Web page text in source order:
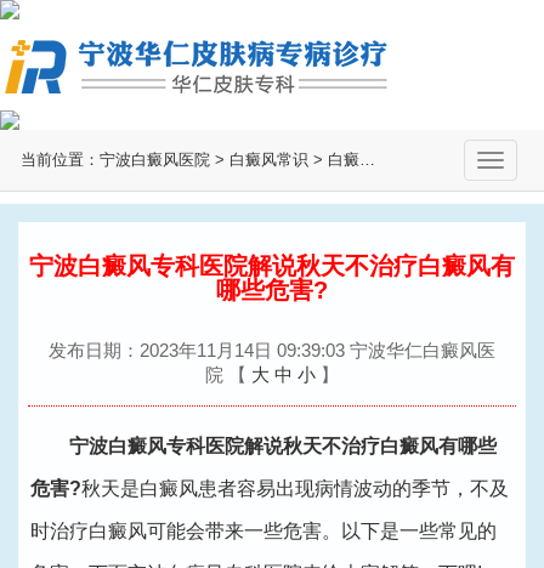
当前位置： 宁波白癜风医院 > 白癜风常识 > 白癜风治疗
切
换
宁波白癜风专科医院解说秋天不治疗白癜风有
哪些危害?
发布日期：2023年11月14日 09:39:03 宁波华仁白癜风医
院
【 大 中 小 】
宁波白癜风专科医院解说秋天不治疗白癜风有哪些
危害?秋天是白癜风患者容易出现病情波动的季节，不及
时治疗白癜风可能会带来一些危害。以下是一些常见的